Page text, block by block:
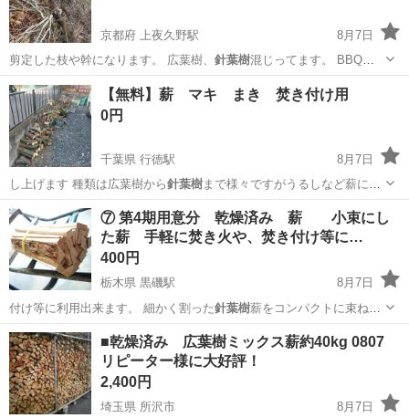
京都府 上夜久野駅
8月7日
剪定した枝や幹になります。 広葉樹、 針葉樹混じってます。 BBQや
キャンプの焚き…
京都 福知山市 上夜久野駅 その他 針葉樹
【無料】薪 マキ まき 焚き付け用
0円
千葉県 行徳駅
8月7日
し上げます 種類は広葉樹から針葉樹まで様々ですがうるしなど薪に使
ってはい…
千葉 市川市 行徳駅 年中行事用品 まき
⑦ 第4期用意分 乾燥済み 薪 小束にし
た薪 手軽に焚き火や、焚き付け等に…
400円
栃木県 黒磯駅
8月7日
付け等に利用出来ます。 細かく割った針葉樹薪をコンパクトに束ねた
もの★ キャ…
栃木 那須郡 黒磯駅 その他 グランピング
■乾燥済み 広葉樹ミックス薪約40kg 0807
リピーター様に大好評！
2,400円
埼玉県 所沢市
8月7日